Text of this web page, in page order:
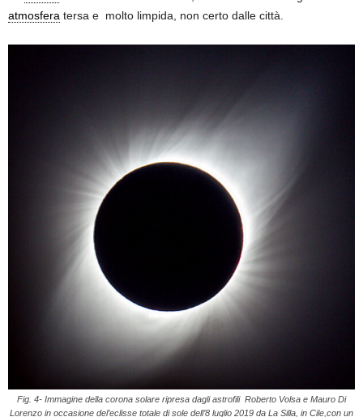
atmosfera tersa e molto limpida, non certo dalle città.
Fig. 4- Immagine della corona solare ripresa dagli astrofili Roberto Volsa e Mauro Di
Lorenzo in occasione del’eclisse totale di sole dell’8 luglio 2019 da La Silla, in Cile,con un